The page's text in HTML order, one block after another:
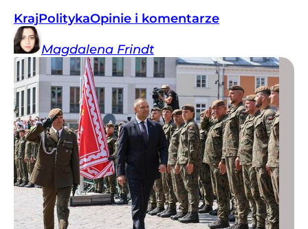
KrajPolitykaOpinie i komentarze
Magdalena Frindt